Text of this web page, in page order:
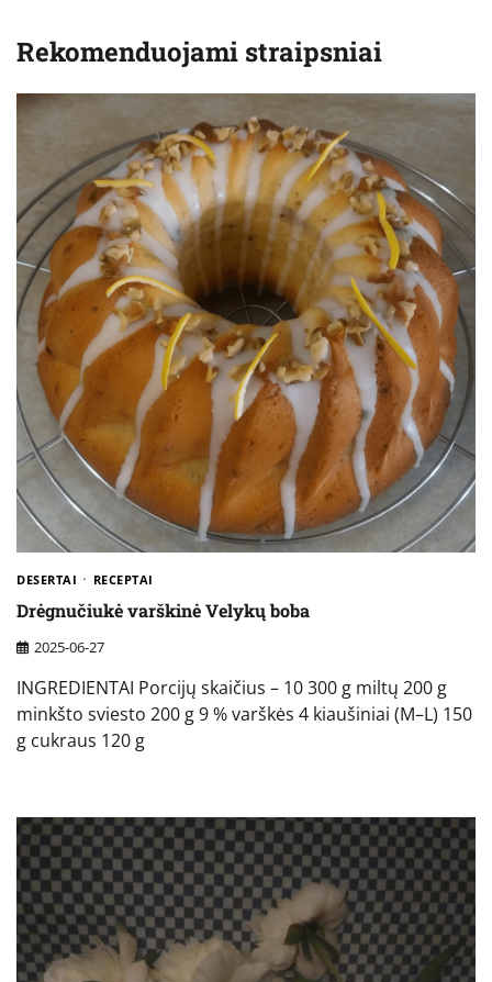
Rekomenduojami straipsniai
DESERTAI RECEPTAI
Drėgnučiukė varškinė Velykų boba
2025-06-27
INGREDIENTAI Porcijų skaičius – 10 300 g miltų 200 g
minkšto sviesto 200 g 9 % varškės 4 kiaušiniai (M–L) 150
g cukraus 120 g